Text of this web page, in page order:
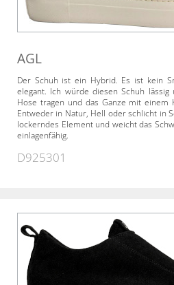
AGL
Der Schuh ist ein Hybrid. Es ist kein
elegant. Ich würde diesen Schuh
Hose tragen und das Ganze mit einem
Entweder in Natur, Hell oder schlicht in
lockerndes Element und weicht das
einlagenfähig.
D925301